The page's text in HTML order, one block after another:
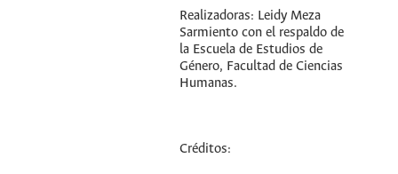
Realizadoras: Leidy Meza
Sarmiento con el respaldo de
la Escuela de Estudios de
Género, Facultad de Ciencias
Humanas.
Créditos: